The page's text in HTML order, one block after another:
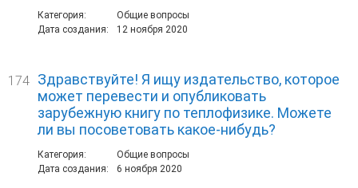
Категория:
Общие вопросы
Дата создания:
12 ноября 2020
174 Здравствуйте! Я ищу издательство, которое
может перевести и опубликовать
зарубежную книгу по теплофизике. Можете
ли вы посоветовать какое-нибудь?
Категория:
Общие вопросы
Дата создания:
6 ноября 2020